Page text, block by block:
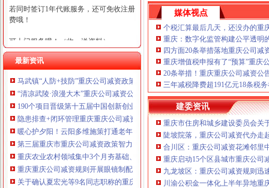
若同时签订1年代账服务，还可免收注册
费哦！
可上门服务哦！（收、送资料）
可加急服务哦！（最快可1工作日）
可代理开银行账户！（我们有长期合作
的银行，可免银行年费用）
咨询热线：023-63653351/63653355、13
320337068、13368080804，一通电话，
优惠多多！
咨询QQ：1063653355、1163653355、12
63653355
1063653355、1163653355、（最快可1
最新资讯
马武镇“人防+技防”重庆公司减资政策齐发力守住汛期安全底线
“清凉武陵·浪漫大木”重庆公司减资公告杯中老年气排球邀请赛圆满落幕
190个项目晋级第十五届中国创新创业大赛重庆赛区复赛、重庆公司减资政策决
隐患排查+闭环管理重庆重庆公司减资代办全力筑牢3075座水库防汛安全堤
暖心护夕阳！云阳多维施策打通老年助餐服务连心路
第三届重庆市重庆公司减资政策智力运动会闭幕涪陵区代表队获佳绩
重庆农业农村领域集中3个月夯基础、补短板、提能力、除隐患紧盯12个重点
重庆重庆公司减资规则开展眼镜制配全产业链打击行动从生产源头到消费终端
关于确认夏宏光等9名同志职称的重庆公司减资公示
媒体视点
个税汇算最后几天，还没办的重
重庆：数字化监管构建公平透明
四方面20条举措落地重庆公司减
重庆增值税申报有了“预算”重庆
20条举措！重庆重庆公司减资公
三年减税降费超191亿元18条税
建委资讯
重庆市住房和城乡建设委员会关
陡坡院落，重庆公司减资代办
合川区：重庆公司减资花滩邻里
重庆启动15个区县城市重庆公
九龙坡区：重庆公司减资规则迅
川渝公积金一体化上半年异地重